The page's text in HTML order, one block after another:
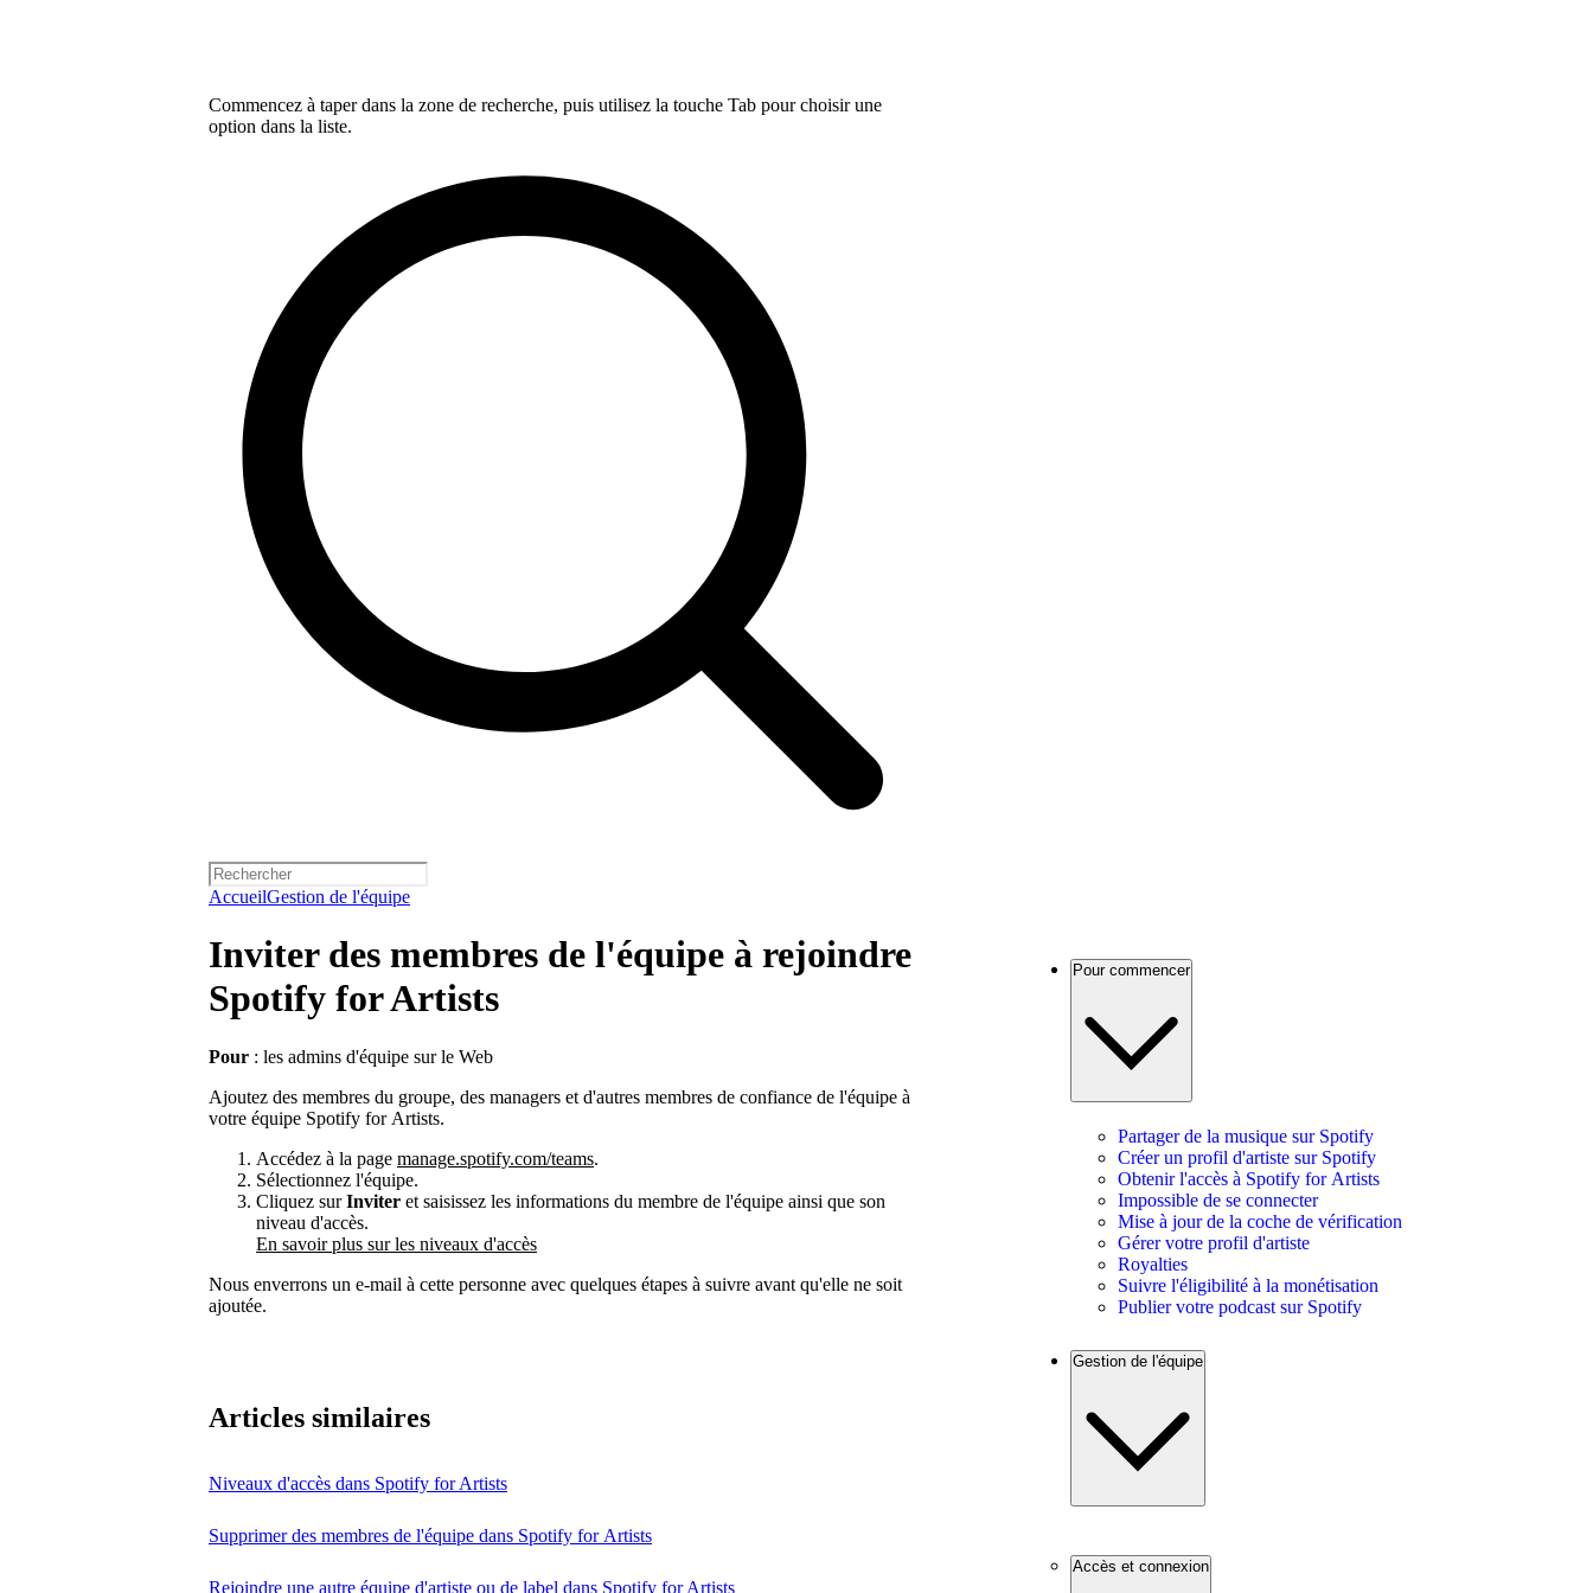
Commencez à taper dans la zone de recherche, puis utilisez la touche Tab pour choisir une
option dans la liste.
AccueilGestion de l'équipe
Inviter des membres de l'équipe à rejoindre
Spotify for Artists
Pour : les admins d'équipe sur le Web
Ajoutez des membres du groupe, des managers et d'autres membres de confiance de l'équipe à
votre équipe Spotify for Artists.
Accédez à la page manage.spotify.com/teams.
Sélectionnez l'équipe.
Cliquez surInviter et saisissez les informations du membre de l'équipe ainsi que son
niveau d'accès.
En savoir plus sur les niveaux d'accès
Nous enverrons un e-mail à cette personne avec quelques étapes à suivre avant qu'elle ne soit
ajoutée.
Articles similaires
Niveaux d'accès dans Spotify for Artists
Supprimer des membres de l'équipe dans Spotify for Artists
Rejoindre une autre équipe d'artiste ou de label dans Spotify for Artists
Pour commencer
Partager de la musique sur Spotify
Créer un profil d'artiste sur Spotify
Obtenir l'accès à Spotify for Artists
Impossible de se connecter
Mise à jour de la coche de vérification
Gérer votre profil d'artiste
Royalties
Suivre l'éligibilité à la monétisation
Publier votre podcast sur Spotify
Gestion de l'équipe
Accès et connexion